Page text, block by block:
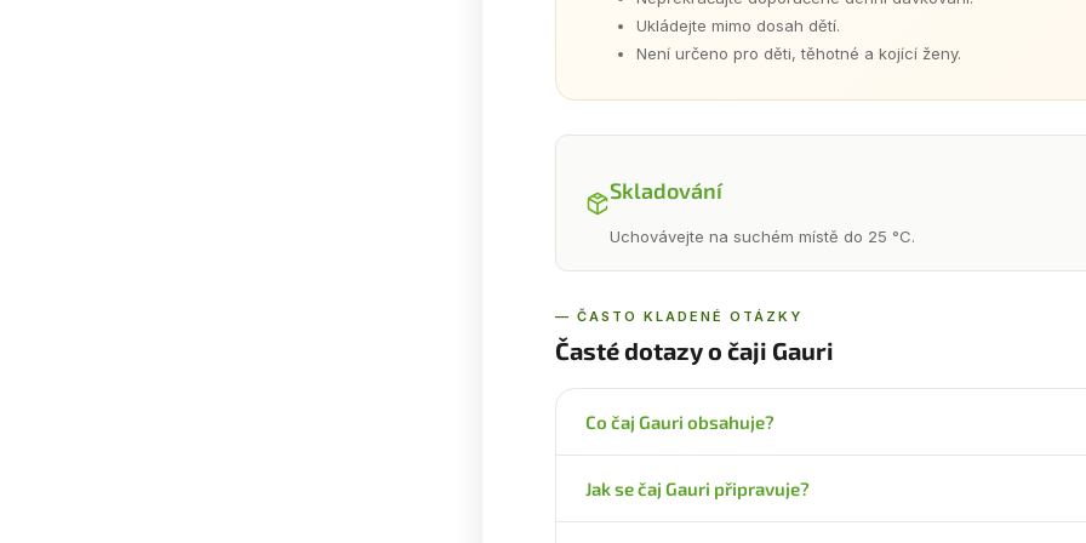
Ukládejte mimo dosah dětí.
Není určeno pro děti, těhotné a kojící ženy.
Skladování
Uchovávejte na suchém místě do 25 °C.
— ČASTO KLADENÉ OTÁZKY
Časté dotazy o čaji Gauri
Co čaj Gauri obsahuje?
lékařský a další. Obsah látek s fyziologickým účinkem v denní
Jak se čaj Gauri připravuje?